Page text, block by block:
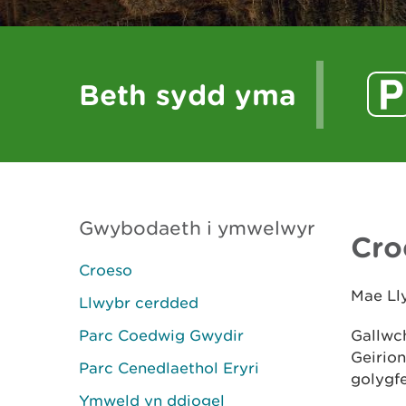
Beth sydd yma
Gwybodaeth i ymwelwyr
Croeso
Llwybr cerdded
Parc Coedwig Gwydir
Parc Cenedlaethol Eryri
Ymweld yn ddiogel
Mae